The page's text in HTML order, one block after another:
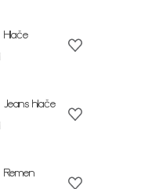
Hlače
Jeans hlače
Remen